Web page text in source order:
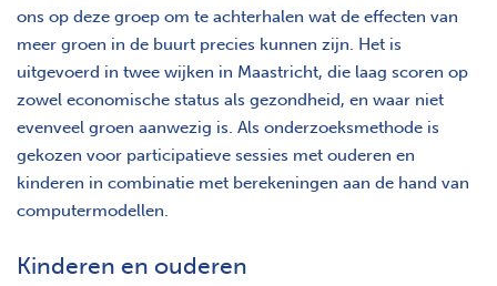
ons op deze groep om te achterhalen wat de effecten van
meer groen in de buurt precies kunnen zijn. Het is
uitgevoerd in twee wijken in Maastricht, die laag scoren op
zowel economische status als gezondheid, en waar niet
evenveel groen aanwezig is. Als onderzoeksmethode is
gekozen voor participatieve sessies met ouderen en
kinderen in combinatie met berekeningen aan de hand van
computermodellen.
Kinderen en ouderen